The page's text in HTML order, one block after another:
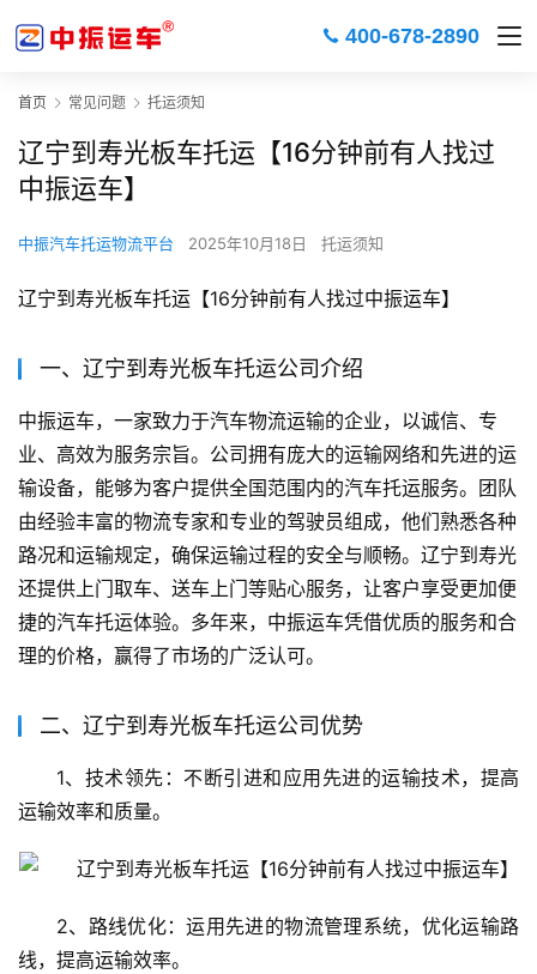
400-678-2890
首页 常见问题 托运须知
辽宁到寿光板车托运【16分钟前有人找过
中振运车】
中振汽车托运物流平台 2025年10月18日 托运须知
辽宁到寿光板车托运【16分钟前有人找过中振运车】
一、辽宁到寿光板车托运公司介绍
中振运车，一家致力于汽车物流运输的企业，以诚信、专
业、高效为服务宗旨。公司拥有庞大的运输网络和先进的运
输设备，能够为客户提供全国范围内的汽车托运服务。团队
由经验丰富的物流专家和专业的驾驶员组成，他们熟悉各种
路况和运输规定，确保运输过程的安全与顺畅。辽宁到寿光
还提供上门取车、送车上门等贴心服务，让客户享受更加便
捷的汽车托运体验。多年来，中振运车凭借优质的服务和合
理的价格，赢得了市场的广泛认可。
二、辽宁到寿光板车托运公司优势
1、技术领先：不断引进和应用先进的运输技术，提高
运输效率和质量。
2、路线优化：运用先进的物流管理系统，优化运输路
线，提高运输效率。